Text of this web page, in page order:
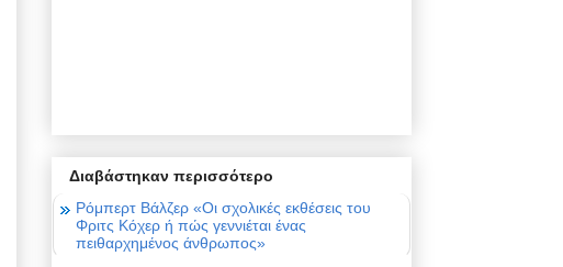
Διαβάστηκαν περισσότερο
Ρόμπερτ Βάλζερ «Οι σχολικές εκθέσεις του
Φριτς Κόχερ ή πώς γεννιέται ένας
πειθαρχημένος άνθρωπος»